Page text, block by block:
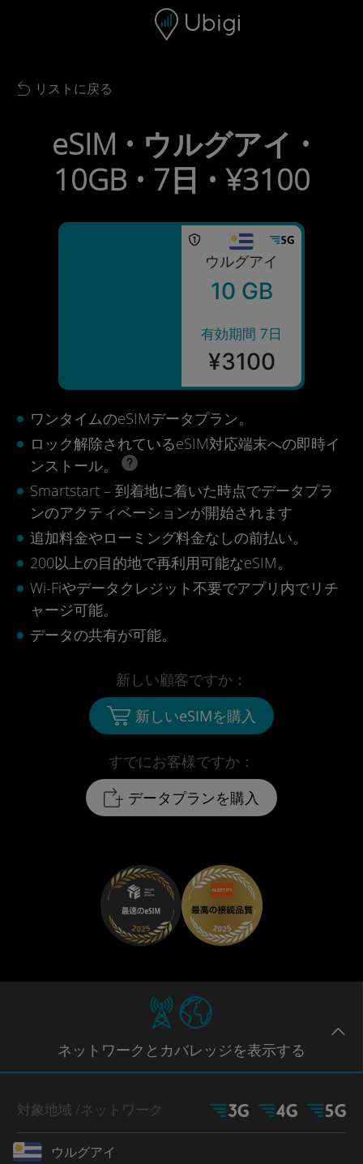
ナビゲーションバー フッター
Back to list
リストに戻る
eSIM • ウルグアイ •
10GB • 7日 • ¥3100
ウルグアイ
10 GB
有効期間 7日
¥3100
ワンタイムのeSIMデータプラン。
ロック解除されているeSIM対応端末への即時イ
ンストール。
Smartstart – 到着地に着いた時点でデータプラ
ンのアクティベーションが開始されます
追加料金やローミング料金なしの前払い。
200以上の目的地で再利用可能なeSIM。
Wi-Fiやデータクレジット不要でアプリ内でリチ
ャージ可能。
データの共有が可能。
すでにお客様ですか：
データプランを購入
新しい顧客ですか：
新しいeSIMを購入
ネットワークとカバレッジを表示する
対象地域 /ネットワーク
ウルグアイ